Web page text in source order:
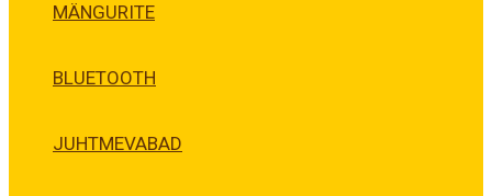
MÄNGURITE
BLUETOOTH
JUHTMEVABAD